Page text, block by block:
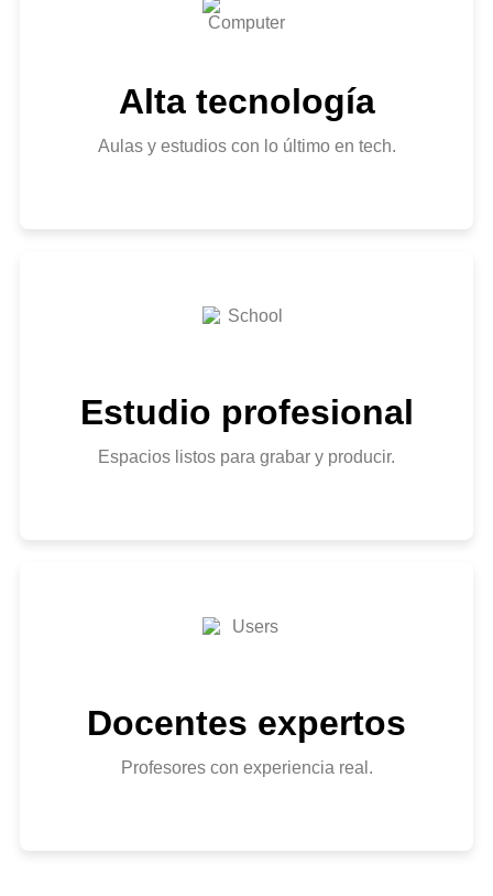
Alta tecnología
Aulas y estudios con lo último en tech.
Estudio profesional
Espacios listos para grabar y producir.
Docentes expertos
Profesores con experiencia real.